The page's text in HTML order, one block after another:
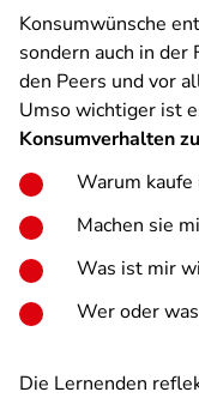
Konsumwünsche
sondern auch in
den Peers und vor
Umso wichtiger ist
Konsumverhalten
Warum kaufe
Machen sie
Was ist mir
Wer oder
Die Lernenden